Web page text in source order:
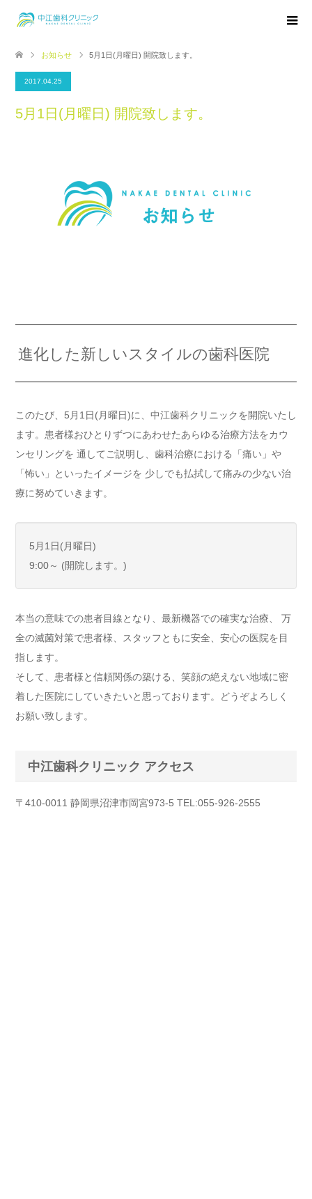
お知らせ 5月1日(月曜日) 開院致します。
2017.04.25
5月1日(月曜日) 開院致します。
進化した新しいスタイルの歯科医院
このたび、5月1日(月曜日)に、中江歯科クリニックを開院いたし
ます。患者様おひとりずつにあわせたあらゆる治療方法をカウ
ンセリングを 通してご説明し、歯科治療における「痛い」や
「怖い」といったイメージを 少しでも払拭して痛みの少ない治
療に努めていきます。
5月1日(月曜日)
9:00～ (開院します。)
本当の意味での患者目線となり、最新機器での確実な治療、 万
全の滅菌対策で患者様、スタッフともに安全、安心の医院を目
指します。
そして、患者様と信頼関係の築ける、笑顔の絶えない地域に密
着した医院にしていきたいと思っております。どうぞよろしく
お願い致します。
中江歯科クリニック アクセス
〒410-0011 静岡県沼津市岡宮973-5 TEL:055-926-2555